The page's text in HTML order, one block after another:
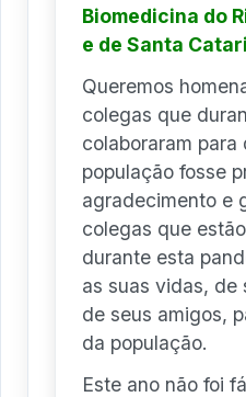
Biomedicina do
e de Santa
Queremos
colegas que
colaboraram para
população fosse
agradecimento e
colegas que
durante esta
as suas vidas, de
de seus amigos,
da população.
Este ano não foi